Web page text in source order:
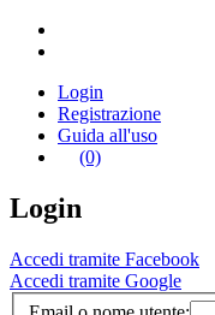
Login
Registrazione
Guida all'uso
(0)
Login
Accedi tramite Facebook
Accedi tramite Google